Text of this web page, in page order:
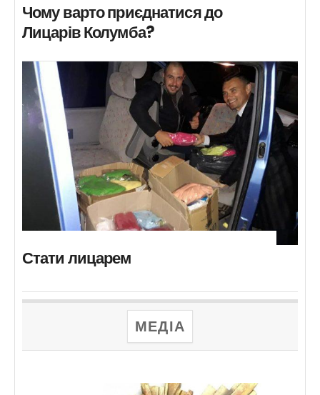
Чому варто приєднатися до
Лицарів Колумба?
Стати лицарем
МЕДІА